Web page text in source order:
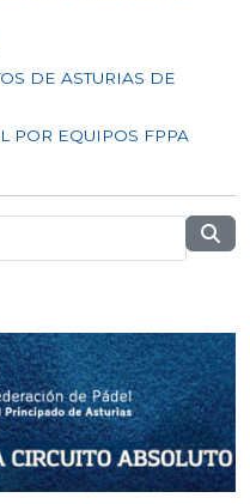
DE ASTURIAS DE
POR EQUIPOS FPPA